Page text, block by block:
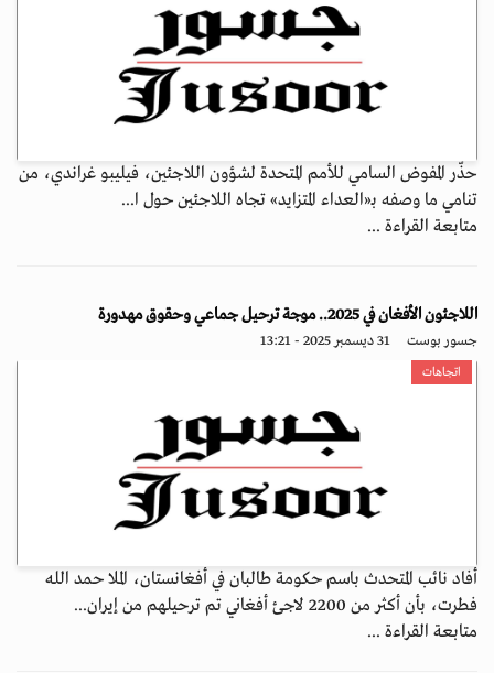
حذّر المفوض السامي للأمم المتحدة لشؤون اللاجئين، فيليبو غراندي، من
تنامي ما وصفه بـ«العداء المتزايد» تجاه اللاجئين حول ا...
متابعة القراءة ...
اللاجئون الأفغان في 2025.. موجة ترحيل جماعي وحقوق مهدورة
جسور بوست 31 ديسمبر 2025 - 13:21
اتجاهات
أفاد نائب المتحدث باسم حكومة طالبان في أفغانستان، الملا حمد الله
فطرت، بأن أكثر من 2200 لاجئ أفغاني تم ترحيلهم من إيران...
متابعة القراءة ...